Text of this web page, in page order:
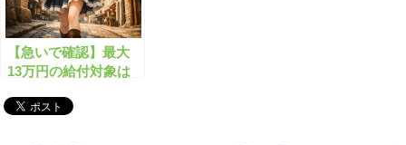
【急いで確認】最大
13万円の給付対象は